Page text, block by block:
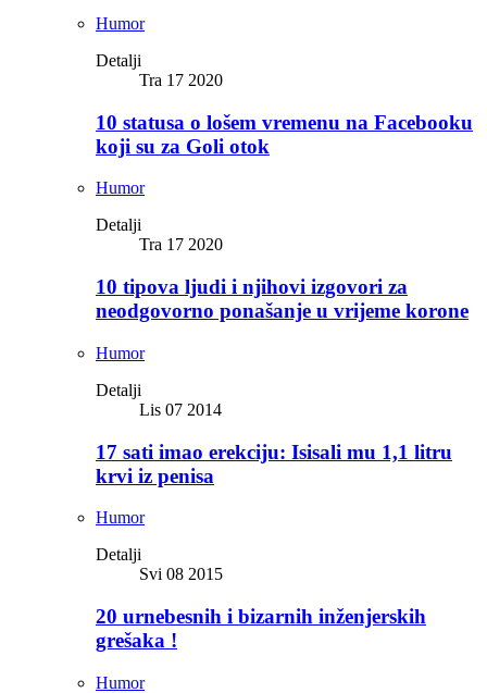
Humor
Detalji
Tra 17 2020
10 statusa o lošem vremenu na Facebooku
koji su za Goli otok
Humor
Detalji
Tra 17 2020
10 tipova ljudi i njihovi izgovori za
neodgovorno ponašanje u vrijeme korone
Humor
Detalji
Lis 07 2014
17 sati imao erekciju: Isisali mu 1,1 litru
krvi iz penisa
Humor
Detalji
Svi 08 2015
20 urnebesnih i bizarnih inženjerskih
grešaka !
Humor